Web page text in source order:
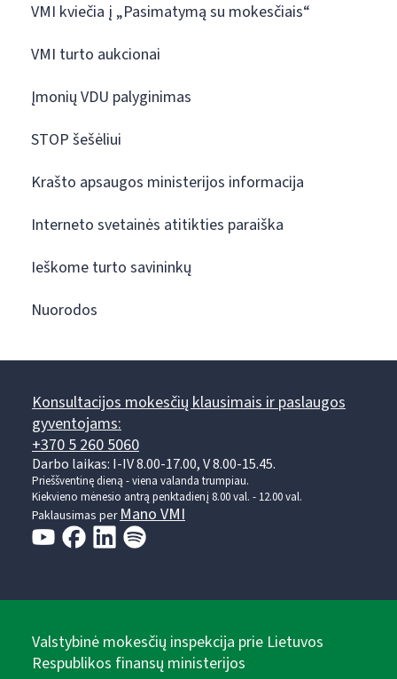
VMI kviečia į „Pasimatymą su mokesčiais“
VMI turto aukcionai
Įmonių VDU palyginimas
STOP šešėliui
Krašto apsaugos ministerijos informacija
Interneto svetainės atitikties paraiška
Ieškome turto savininkų
Nuorodos
Konsultacijos mokesčių klausimais ir paslaugos
gyventojams:
+370 5 260 5060
Darbo laikas: I-IV 8.00-17.00, V 8.00-15.45.
Prieššventinę dieną - viena valanda trumpiau.
Kiekvieno mėnesio antrą penktadienį 8.00 val. - 12.00 val.
Paklausimas perMano VMI
Valstybinė mokesčių inspekcija prie Lietuvos
Respublikos finansų ministerijos